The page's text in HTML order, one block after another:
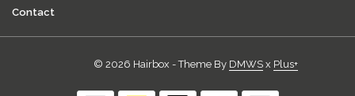
Contact
© 2026 Hairbox - Theme By DMWSx Plus+